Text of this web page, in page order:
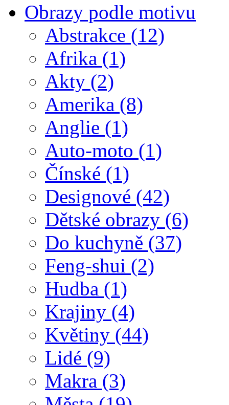
Obrazy podle motivu
Abstrakce (12)
Afrika (1)
Akty (2)
Amerika (8)
Anglie (1)
Auto-moto (1)
Čínské (1)
Designové (42)
Dětské obrazy (6)
Do kuchyně (37)
Feng-shui (2)
Hudba (1)
Krajiny (4)
Květiny (44)
Lidé (9)
Makra (3)